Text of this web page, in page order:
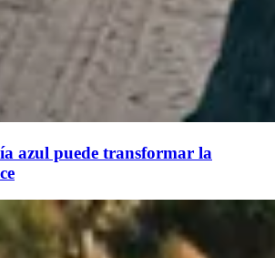
azul puede transformar la